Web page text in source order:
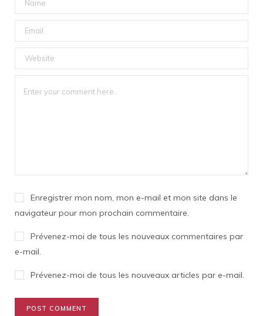
Enregistrer mon nom, mon e-mail et mon site dans le
navigateur pour mon prochain commentaire.
Prévenez-moi de tous les nouveaux commentaires par
e-mail.
Prévenez-moi de tous les nouveaux articles par e-mail.